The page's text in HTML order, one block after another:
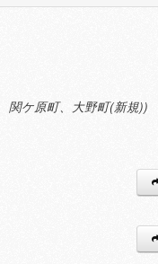
関ケ原町、大野町(新規))